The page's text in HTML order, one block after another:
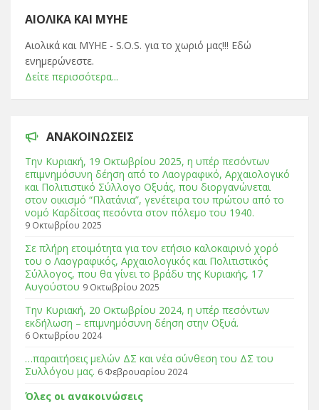
ΑΙΟΛΙΚΆ ΚΑΙ ΜΥΗΕ
Αιολικά και ΜΥΗΕ - S.O.S. για το χωριό μας!!! Εδώ
ενημερώνεστε.
Δείτε περισσότερα...
ΑΝΑΚΟΙΝΏΣΕΙΣ
Tην Κυριακή, 19 Οκτωβρίου 2025, η υπέρ πεσόντων
επιμνημόσυνη δέηση από το Λαογραφικό, Αρχαιολογικό
και Πολιτιστικό Σύλλογο Οξυάς, που διοργανώνεται
στον οικισμό “Πλατάνια”, γενέτειρα του πρώτου από το
νομό Καρδίτσας πεσόντα στον πόλεμο του 1940.
9 Οκτωβρίου 2025
Σε πλήρη ετοιμότητα για τον ετήσιο καλοκαιρινό χορό
του ο Λαογραφικός, Αρχαιολογικός και Πολιτιστικός
Σύλλογος, που θα γίνει το βράδυ της Κυριακής, 17
Αυγούστου 9 Οκτωβρίου 2025
Tην Κυριακή, 20 Οκτωβρίου 2024, η υπέρ πεσόντων
εκδήλωση – επιμνημόσυνη δέηση στην Οξυά.
6 Οκτωβρίου 2024
…παραιτήσεις μελών ΔΣ και νέα σύνθεση του ΔΣ του
Συλλόγου μας. 6 Φεβρουαρίου 2024
Όλες οι ανακοινώσεις